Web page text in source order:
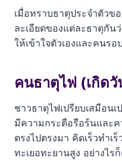
เมื่อทราบธาตุประจำตัวข
ละเอียดของแต่ละธาตุกัน
ให้เข้าใจตัวเองและคนร
คนธาตุไฟ (เกิด
ชาวธาตุไฟเปรียบเสมือน
มีความกระตือรือร้นและ
ตรงไปตรงมา คิดเร็วทำเ
ทะเยอทะยานสูง อย่างไ